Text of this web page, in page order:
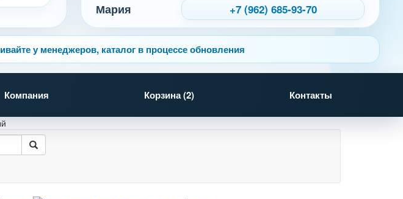
Мария +7 (962) 685-93-70
у менеджеров, каталог в процессе обновления
Компания Корзина (2) Контакты